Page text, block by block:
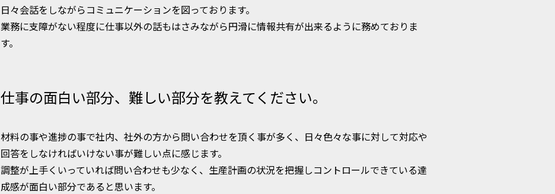
日々会話をしながらコミュニケーションを図っております。
業務に支障がない程度に仕事以外の話もはさみながら円滑に情報共有が出来るように務めておりま
す。
仕事の面白い部分、難しい部分を教えてください。
材料の事や進捗の事で社内、社外の方から問い合わせを頂く事が多く、日々色々な事に対して対応や
回答をしなければいけない事が難しい点に感じます。
調整が上手くいっていれば問い合わせも少なく、生産計画の状況を把握しコントロールできている達
成感が面白い部分であると思います。